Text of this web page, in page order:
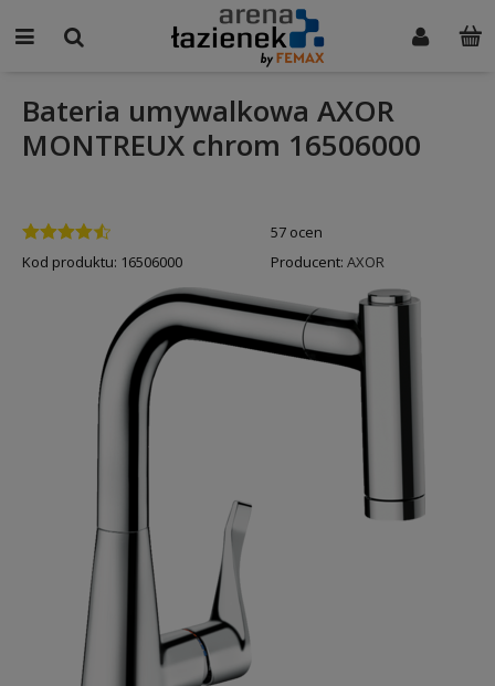
Bateria umywalkowa AXOR
MONTREUX chrom 16506000
57 ocen
Kod produktu: 16506000 Producent: AXOR